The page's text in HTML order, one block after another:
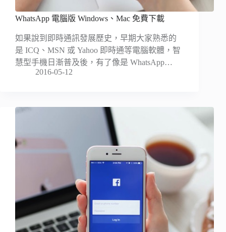
WhatsApp 電腦版 Windows、Mac 免費下載
如果說到即時通訊發展歷史，早期大家熟悉的
是 ICQ、MSN 或 Yahoo 即時通等電腦軟體，智
慧型手機日漸普及後，有了像是 WhatsApp…
2016-05-12